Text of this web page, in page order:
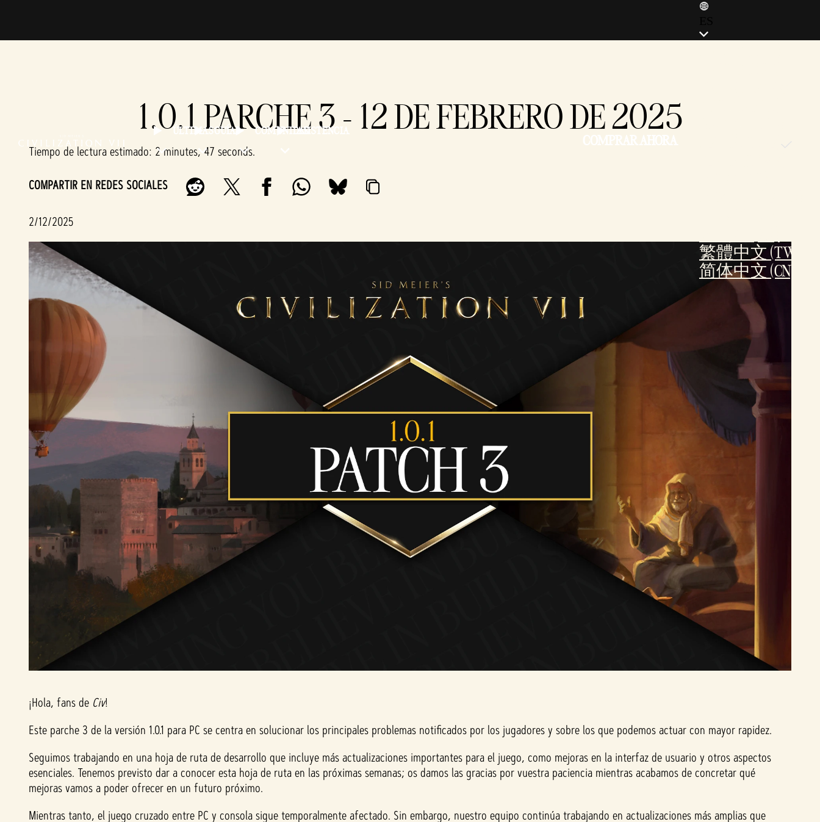
ÚLTIMAS GUÍAS COMUNIDADASISTENCIA
繁體中文 (TW)
简体中文 (CN)
1.0.1 PARCHE 3 - 12 DE FEBRERO DE 2025
Tiempo de lectura estimado 2 minutes, 47 seconds
COMPARTIR EN REDES SOCIALES
2/12/2025
¡Hola, fans de Civ!
Este parche 3 de la versión 1.0.1 para PC se centra en solucionar los principales problemas notificados por los jugadores y sobre los que podemos actuar con mayor rapidez.
Seguimos trabajando en una hoja de ruta de desarrollo que incluye más actualizaciones importantes para el juego, como mejoras en la interfaz de usuario y otros aspectos
esenciales. Tenemos previsto dar a conocer esta hoja de ruta en las próximas semanas; os damos las gracias por vuestra paciencia mientras acabamos de concretar qué
mejoras vamos a poder ofrecer en un futuro próximo.
Mientras tanto, el juego cruzado entre PC y consola sigue temporalmente afectado. Sin embargo, nuestro equipo continúa trabajando en actualizaciones más amplias que